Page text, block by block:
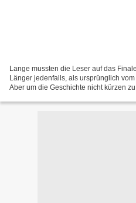
Lange mussten die Leser auf das
Länger jedenfalls, als ursprünglich
Aber um die Geschichte nicht kürzen